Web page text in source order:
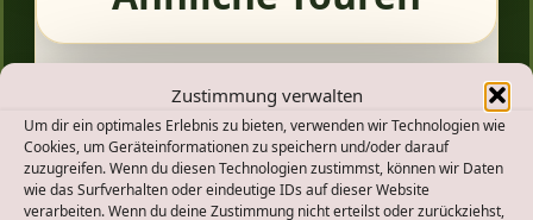
Zustimmung verwalten
Um dir ein optimales Erlebnis zu bieten, verwenden wir Technologien wie
Cookies, um Geräteinformationen zu speichern und/oder darauf
zuzugreifen. Wenn du diesen Technologien zustimmst, können wir Daten
wie das Surfverhalten oder eindeutige IDs auf dieser Website
verarbeiten. Wenn du deine Zustimmung nicht erteilst oder zurückziehst,